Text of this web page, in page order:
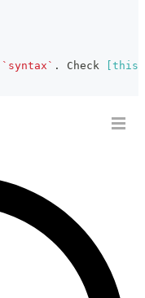
`syntax` . Check
this